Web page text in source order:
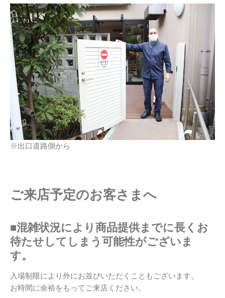
※出口道路側から
ご来店予定のお客さまへ
■混雑状況により商品提供までに長くお
待たせしてしまう可能性がございま
す。
入場制限により外にお並びいただくこともございます。
お時間に余裕をもってご来店ください。